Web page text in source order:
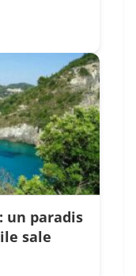
un paradis
sale